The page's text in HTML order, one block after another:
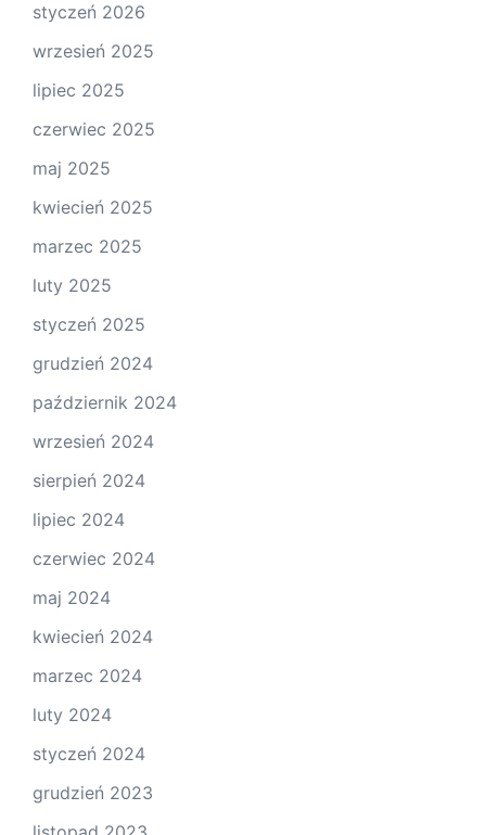
styczeń 2026
wrzesień 2025
lipiec 2025
czerwiec 2025
maj 2025
kwiecień 2025
marzec 2025
luty 2025
styczeń 2025
grudzień 2024
październik 2024
wrzesień 2024
sierpień 2024
lipiec 2024
czerwiec 2024
maj 2024
kwiecień 2024
marzec 2024
luty 2024
styczeń 2024
grudzień 2023